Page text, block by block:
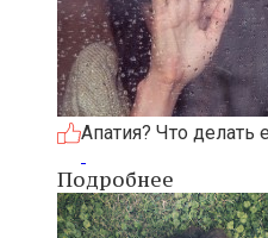
Апатия? Что делать
Подробнее